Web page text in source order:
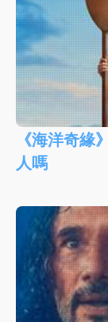
《海洋奇緣
人嗎